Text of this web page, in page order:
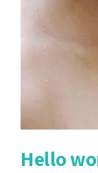
Hello